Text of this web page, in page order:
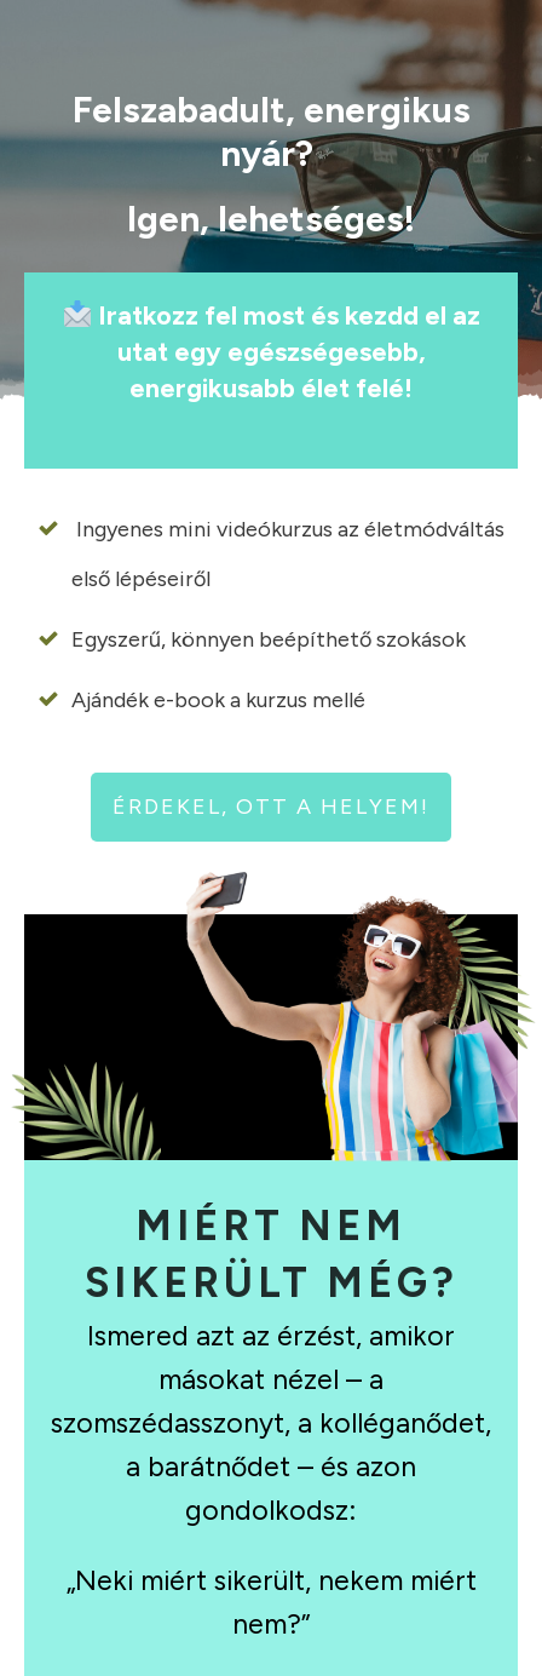
Felszabadult, energikus
nyár?
Igen, lehetséges!
Iratkozz fel most és kezdd el az
utat egy egészségesebb,
energikusabb élet felé!
Ingyenes mini videókurzus az életmódváltás
első lépéseiről
Egyszerű, könnyen beépíthető szokások
Ajándék e-book a kurzus mellé
ÉRDEKEL, OTT A HELYEM!
MIÉRT NEM
SIKERÜLT MÉG?
Ismered azt az érzést, amikor
másokat nézel – a
szomszédasszonyt, a kolléganődet,
a barátnődet – és azon
gondolkodsz:
„Neki miért sikerült, nekem miért
nem?”